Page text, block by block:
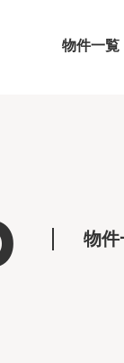
物件一覧
物件